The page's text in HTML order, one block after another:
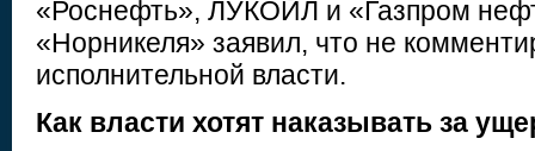
«Роснефть», ЛУКОЙЛ и «Газпром
«Норникеля» заявил, что не
исполнительной власти.
Как власти хотят наказывать за